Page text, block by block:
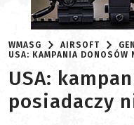
WMASG AIRSOFT
USA: KAMPANIA DONOSÓW
USA:
posiadaczy